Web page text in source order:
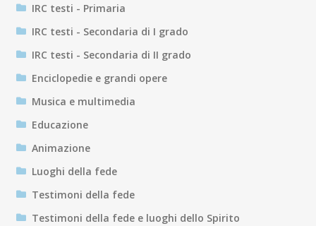
IRC testi - Primaria
IRC testi - Secondaria di I grado
IRC testi - Secondaria di II grado
Enciclopedie e grandi opere
Musica e multimedia
Educazione
Animazione
Luoghi della fede
Testimoni della fede
Testimoni della fede e luoghi dello Spirito